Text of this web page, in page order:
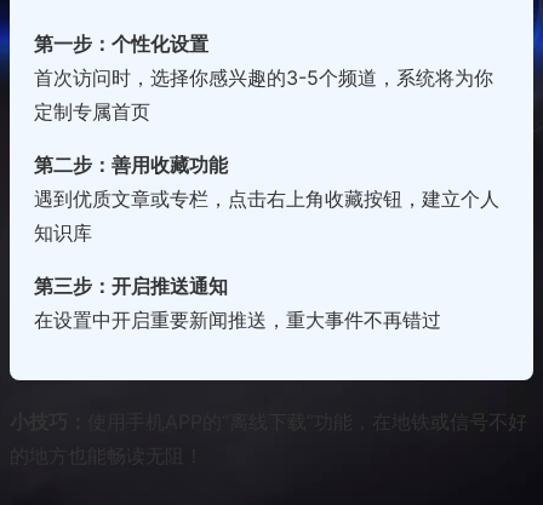
第一步：个性化设置
首次访问时，选择你感兴趣的3-5个频道，系统将为你
定制专属首页
第二步：善用收藏功能
遇到优质文章或专栏，点击右上角收藏按钮，建立个人
知识库
第三步：开启推送通知
在设置中开启重要新闻推送，重大事件不再错过
使用手机APP的“离线下载”功能，在地铁或信号不好